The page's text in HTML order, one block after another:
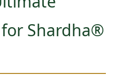
Shardha®